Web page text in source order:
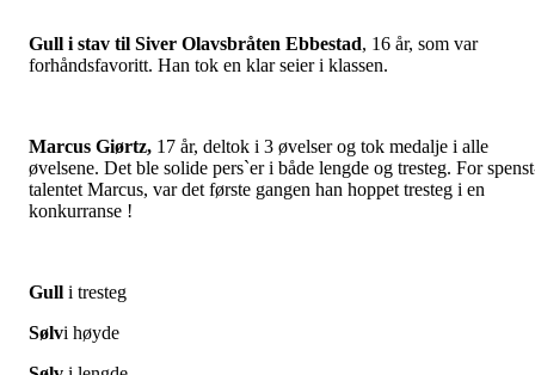
Gull i stav til Siver Olavsbråten Ebbestad, 16 år, som var
forhåndsfavoritt. Han tok en klar seier i klassen.
Marcus Giørtz, 17 år, deltok i 3 øvelser og tok medalje i alle
øvelsene. Det ble solide pers`er i både lengde og tresteg. For
talentet Marcus, var det første gangen han hoppet tresteg i en
konkurranse !
Gull i tresteg
Sølvi høyde